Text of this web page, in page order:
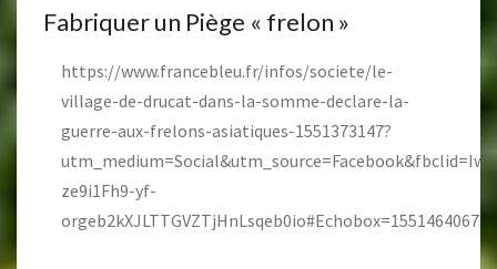
Fabriquer un Piège « frelon »
https://www.francebleu.fr/infos/societe/le-
village-de-drucat-dans-la-somme-declare-la-
guerre-aux-frelons-asiatiques-1551373147?
ze9i1Fh9-yf-
orgeb2kXJLTTGVZTjHnLsqeb0io#Echobox=1551464067